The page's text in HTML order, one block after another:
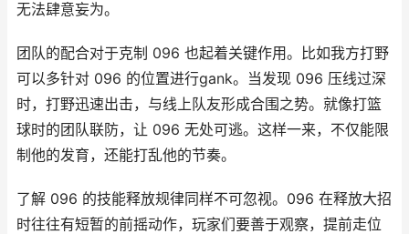
无法肆意妄为。
团队的配合对于克制 096 也起着关键作用。比如我方打野
可以多针对 096 的位置进行gank。当发现 096 压线过深
时，打野迅速出击，与线上队友形成合围之势。就像打篮
球时的团队联防，让 096 无处可逃。这样一来，不仅能限
制他的发育，还能打乱他的节奏。
了解 096 的技能释放规律同样不可忽视。096 在释放大招
时往往有短暂的前摇动作，玩家们要善于观察，提前走位